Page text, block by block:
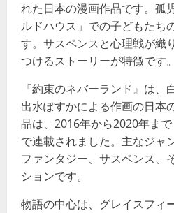
れた日本の漫画作品です。孤
ルドハウス」での子どもたち
す。サスペンスと心理戦が織
つけるストーリーが特徴です。
『約束のネバーランド』は、
出水ぽすかによる作画の日本
品は、2016年から2020年まで
で連載されました。主なジャ
ファンタジー、サスペンス、
ションです​​。
物語の中心は、グレイスフィ